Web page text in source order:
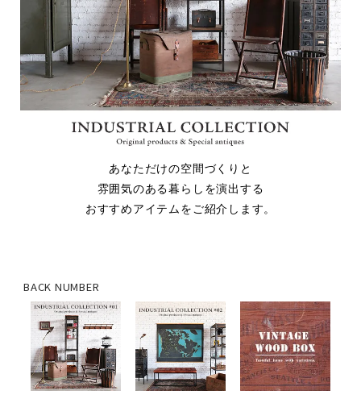
あなただけの空間づくりと
雰囲気のある暮らしを演出する
おすすめアイテムをご紹介します。
BACK NUMBER